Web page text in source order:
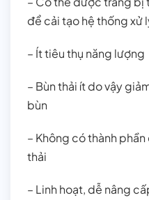
để cải tạo hệ thống xử
– Ít tiêu thụ năng lượng
– Bùn thải ít do vậy
bùn
– Không có thành
thải
– Linh hoạt, dễ nâng